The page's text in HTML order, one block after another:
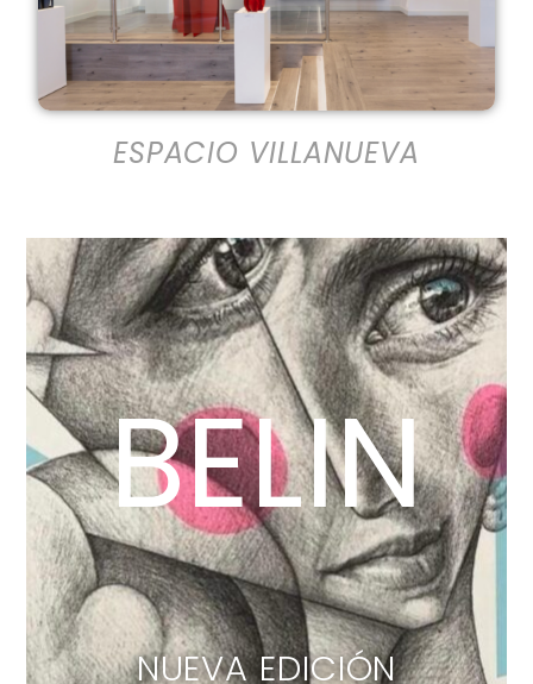
ESPACIO VILLANUEVA
BELIN
NUEVA EDICIÓN
LIMITADA